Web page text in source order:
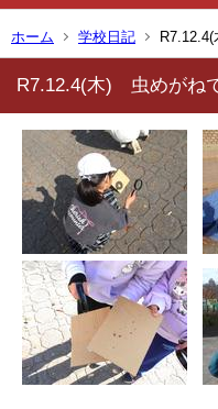
ホーム 学校日記
R7.12.4(木) 虫めがね